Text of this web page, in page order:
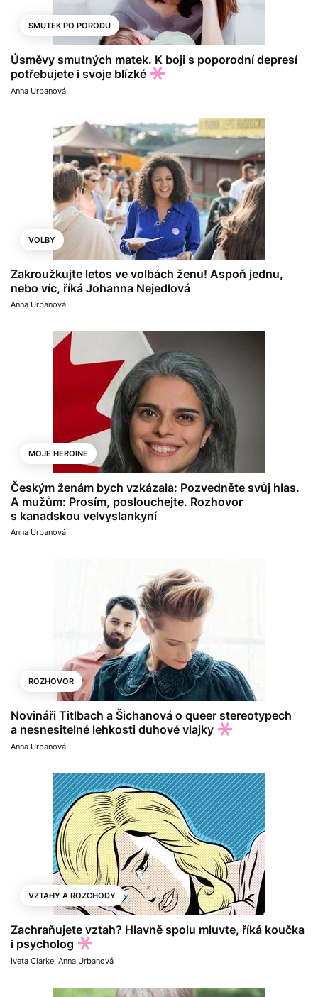
SMUTEK PO PORODU
Úsměvy smutných matek. K boji s poporodní depresí
potřebujete i svoje blízké
Anna Urbanová
VOLBY
Zakroužkujte letos ve volbách ženu! Aspoň jednu,
nebo víc, říká Johanna Nejedlová
Anna Urbanová
MOJE HEROINE
Českým ženám bych vzkázala: Pozvedněte svůj hlas.
A mužům: Prosím, poslouchejte. Rozhovor
s kanadskou velvyslankyní
Anna Urbanová
ROZHOVOR
Novináři Titlbach a Šichanová o queer stereotypech
a nesnesitelné lehkosti duhové vlajky
Anna Urbanová
VZTAHY A ROZCHODY
Zachraňujete vztah? Hlavně spolu mluvte, říká koučka
i psycholog
Iveta Clarke, Anna Urbanová